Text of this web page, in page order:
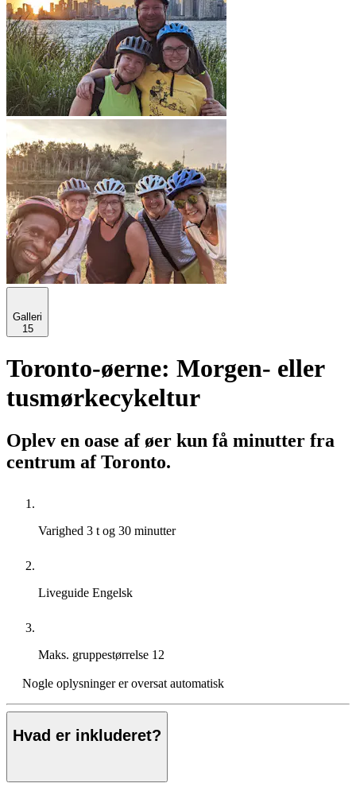
Galleri
15
Toronto-øerne: Morgen- eller
tusmørkecykeltur
Oplev en oase af øer kun få minutter fra
centrum af Toronto.
Varighed 3 t og 30 minutter
Liveguide Engelsk
Maks. gruppestørrelse 12
Nogle oplysninger er oversat automatisk
Hvad er inkluderet?